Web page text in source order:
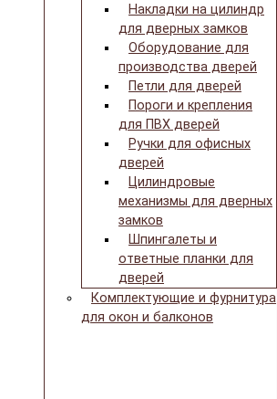
Накладки на цилиндр
для дверных замков
Оборудование для
производства дверей
Петли для дверей
Пороги и крепления
для ПВХ дверей
Ручки для офисных
дверей
Цилиндровые
механизмы для дверных
замков
Шпингалеты и
ответные планки для
дверей
Комплектующие и фурнитура
для окон и балконов